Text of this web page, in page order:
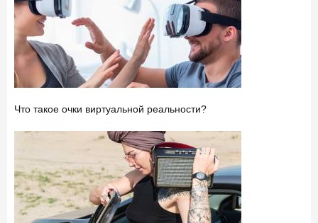
Что такое очки виртуальной реальности?